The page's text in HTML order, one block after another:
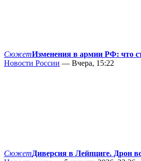
СюжетИзменения в армии РФ: что
Новости России — Вчера, 15:22
СюжетДиверсия в Лейпциге. Дрон